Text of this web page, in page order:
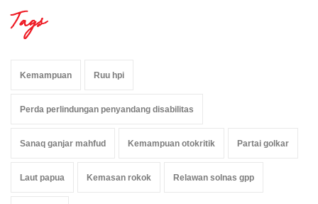
Tags
Kemampuan Ruu hpi
Perda perlindungan penyandang disabilitas
Sanaq ganjar mahfud Kemampuan otokritik Partai golkar
Laut papua Kemasan rokok Relawan solnas gpp